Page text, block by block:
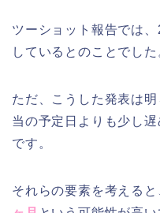
ツーショット報告では
しているとのことでした
ただ、こうした発表は
当の予定日よりも少し
です。
それらの要素を考えると